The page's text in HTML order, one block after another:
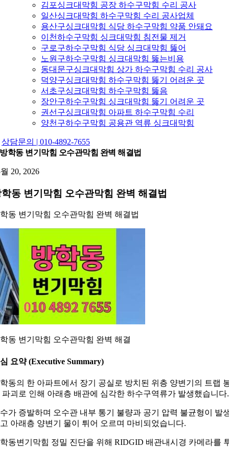
김포싱크대막힘 공장 하수구막힘 수리 공사
일산싱크대막힘 하수구막힘 수리 공사업체
용산구싱크대막힘 식당 하수구막힘 약품 안돼요
이천하수구막힘 싱크대막힘 침전물 제거
구로구하수구막힘 식당 싱크대막힘 뚫어
노원구하수구막힘 싱크대막힘 뚫는비용
동대문구싱크대막힘 상가 하수구막힘 수리 공사
덕양구싱크대막힘 하수구막힘 뚫기 어려운 곳
서초구싱크대막힘 하수구막힘 뚫음
장안구하수구막힘 싱크대막힘 뚫기 어려운 곳
권선구싱크대막힘 아파트 하수구막힘 수리
양천구하수구막힘 공용관 역류 싱크대막힘
상담문의 | 010-4892-7655
방학동 변기막힘 오수관막힘 완벽 해결법
20, 2026
동 변기막힘 오수관막힘 완벽 해결법
동 변기막힘 오수관막힘 완벽 해결법
동 변기막힘 오수관막힘 완벽 해결
요약 (Executive Summary)
동의 한 아파트에서 장기 공실로 방치된 위층 양변기의 트랩
파괴로 인해 아래층 배관에 심각한 하수구역류가 발생했습니다.
가 증발하며 오수관 내부 통기 불량과 공기 압력 불균형이 발
아래층 양변기 물이 튀어 오르며 마비되었습니다.
동변기막힘 정밀 진단을 위해 RIDGID 배관내시경 카메라를